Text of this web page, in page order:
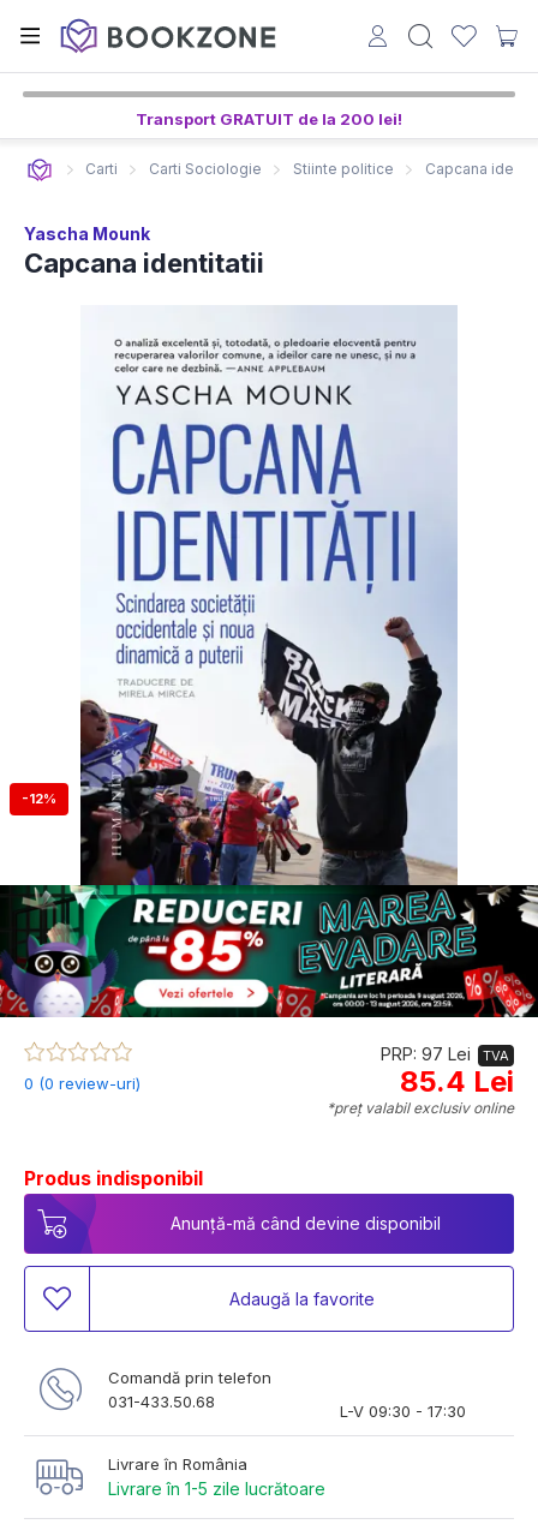
Transport GRATUIT de la 200 lei!
Carti Carti Sociologie Stiinte politice Capcana
Yascha Mounk
Capcana identitatii
-12%
0 (0 review-uri)
PRP: 97 Lei TVA
85.4 Lei
*preț valabil exclusiv online
Produs indisponibil
Anunță-mă când devine disponibil
Adaugă la favorite
Comandă prin telefon
031-433.50.68
L-V 09:30 - 17:30
Livrare în România
Livrare în 1-5 zile lucrătoare